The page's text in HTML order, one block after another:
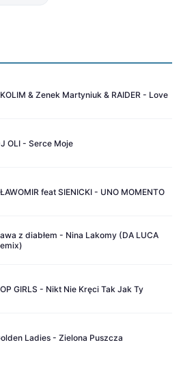
& Zenek Martyniuk & RAIDER - Love
OLI - Serce Moje
feat SIENICKI - UNO MOMENTO
z diabłem - Nina Lakomy (DA LUCA
GIRLS - Nikt Nie Kręci Tak Jak Ty
Ladies - Zielona Puszcza